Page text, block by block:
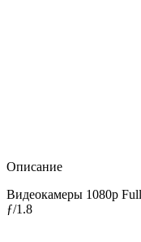
Описание
Видеокамеры 1080p
ƒ/1.8